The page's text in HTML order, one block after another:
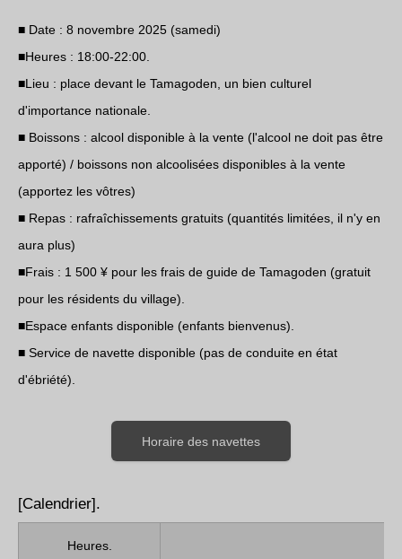
■ Date : 8 novembre 2025 (samedi)
■Heures : 18:00-22:00.
■Lieu : place devant le Tamagoden, un bien culturel
d'importance nationale.
■ Boissons : alcool disponible à la vente (l'alcool ne doit pas être
apporté) / boissons non alcoolisées disponibles à la vente
(apportez les vôtres)
■ Repas : rafraîchissements gratuits (quantités limitées, il n'y en
aura plus)
■Frais : 1 500 ¥ pour les frais de guide de Tamagoden (gratuit
pour les résidents du village).
■Espace enfants disponible (enfants bienvenus).
■ Service de navette disponible (pas de conduite en état
d'ébriété).
Horaire des navettes
[Calendrier].
Heures.